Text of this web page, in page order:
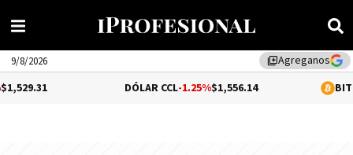
library_addAgreganos
9/8/2026
-1.25%$1,556.14 0.1%